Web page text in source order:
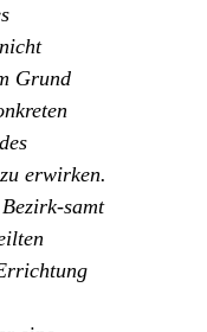
Grund
erwirken.
samt